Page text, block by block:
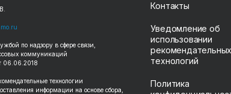
по надзору в сфере связи,
коммуникаций
06.06.2018
технологии
информации на основе сбора,
Контакты
Уведомление об
использовании
рекомендательных
технологий
Политика